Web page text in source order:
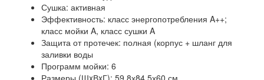
Сушка: активная
Эффективность: класс энергопотребления A++;
класс мойки A, класс сушки A
Защита от протечек: полная (корпус + шланг для
заливки воды
Программ мойки: 6
Размеры (ШxВxГ): 59.8х84.5х60 см